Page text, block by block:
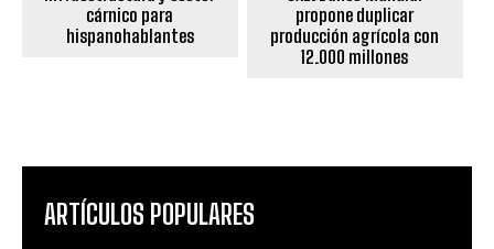
cárnico para
hispanohablantes
propone duplicar
producción agrícola con
12.000 millones
ARTÍCULOS POPULARES